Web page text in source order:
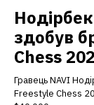
здобув
Chess
Гравець NAVI
Freestyle Chess